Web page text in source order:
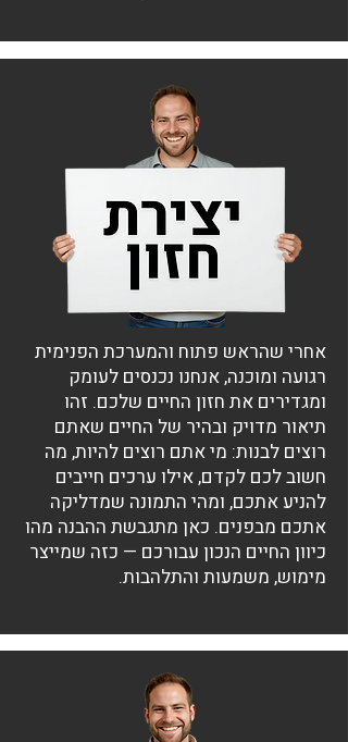
אחרי שהראש פתוח והמערכת הפנימית
רגועה ומוכנה, אנחנו נכנסים לעומק
ומגדירים את חזון החיים שלכם. זהו
תיאור מדויק ובהיר של החיים שאתם
רוצים לבנות: מי אתם רוצים להיות, מה
חשוב לכם לקדם, אילו ערכים חייבים
להניע אתכם, ומהי התמונה שמדליקה
אתכם מבפנים. כאן מתגבשת ההבנה מהו
כיוון החיים הנכון עבורכם — כזה שמייצר
מימוש, משמעות והתלהבות.